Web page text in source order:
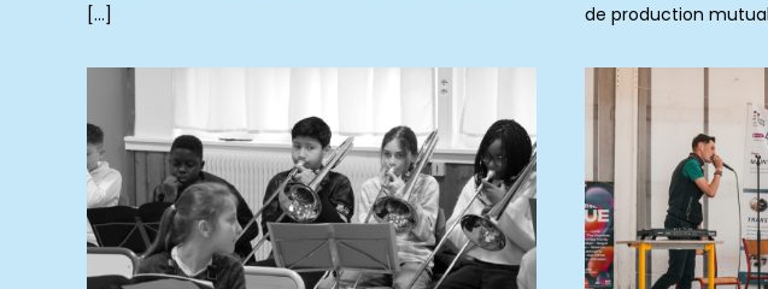
[…]
de production